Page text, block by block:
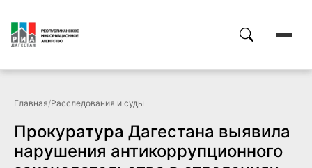
Главная/Расследования и суды
Прокуратура Дагестана выявила
нарушения антикоррупционного